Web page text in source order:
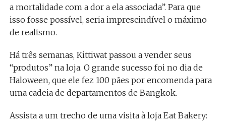
a mortalidade com a dor a ela associada”. Para que
isso fosse possível, seria imprescindível o máximo
de realismo.
Há três semanas, Kittiwat passou a vender seus
“produtos” na loja. O grande sucesso foi no dia de
Haloween, que ele fez 100 pães por encomenda para
uma cadeia de departamentos de Bangkok.
Assista a um trecho de uma visita à loja Eat Bakery: